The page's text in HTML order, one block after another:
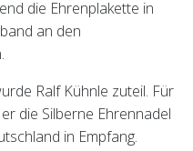
die Ehrenplakette in
an den
Ralf Kühnle zuteil. Für
die Silberne Ehrennadel
in Empfang.